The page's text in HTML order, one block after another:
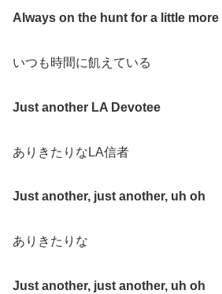
Always on the hunt for a little more
いつも時間に飢えている
Just another LA Devotee
ありきたりなLA信者
Just another, just another, uh oh
ありきたりな
Just another, just another, uh oh